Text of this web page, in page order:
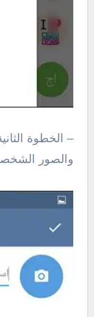
– الخطوة
والصور